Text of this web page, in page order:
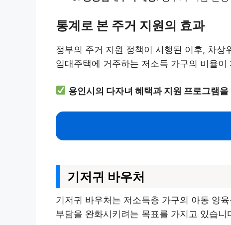
통계로 본 주거 지원의 효과
정부의 주거 지원 정책이 시행된 이후, 차
임대주택에 거주하는 저소득 가구의 비율
용인시의 다자녀 혜택과 지원 프로그램
기저귀 바우처
기저귀 바우처는 저소득층 가구의 아동 양
부담을 완화시키려는 목표를 가지고 있습니